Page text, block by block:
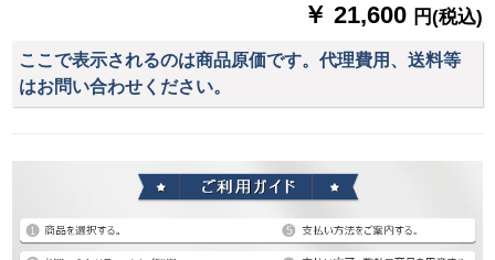
￥ 21,600 円(税込)
ここで表示されるのは商品原価です。代理費用、送料等
はお問い合わせください。